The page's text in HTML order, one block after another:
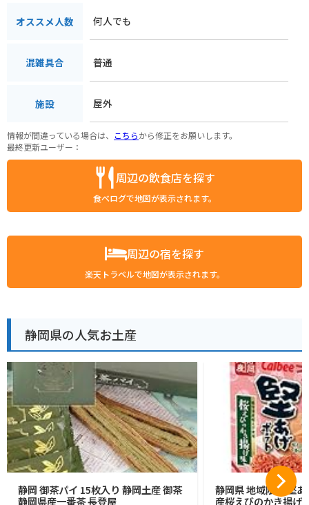
オススメ人数 何人でも
混雑具合 普通
施設 屋外
情報が間違っている場合は、 こちらから修正をお願いします。
最終更新ユーザー：
周辺の飲食店を探す
食べログで地図が表示されます。
周辺の宿を探す
楽天トラベルで地図が表示されます。
静岡県の人気お土産
静岡 御茶パイ 15枚入り 静岡土産 御茶
静岡県産一番茶 長登屋
静岡県 地域限定 堅
産桜えびのかき揚